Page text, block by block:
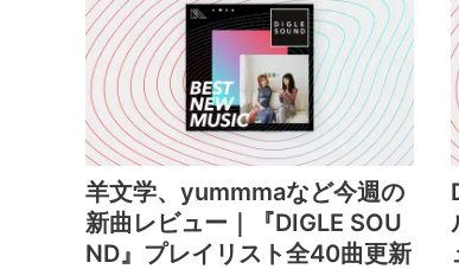
羊文学、yummmaなど今週の
新曲レビュー｜『DIGLE SOU
ND』プレイリスト全40曲更新